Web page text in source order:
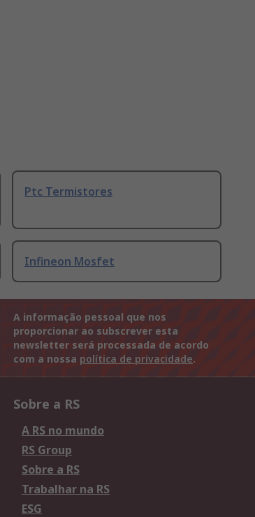
Ptc Termistores
Infineon Mosfet
A informação pessoal que nos
proporcionar ao subscrever esta
newsletter será processada de acordo
com a nossa política de privacidade.
Sobre a RS
A RS no mundo
RS Group
Sobre a RS
Trabalhar na RS
ESG